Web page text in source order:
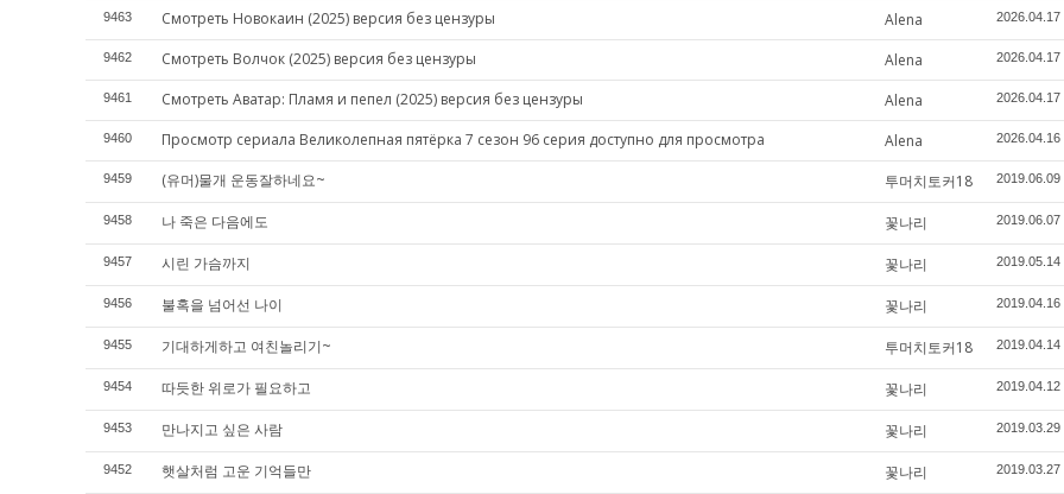
9463 Смотреть Новокаин (2025) версия без цензуры Alena 2026.04.17
9462 Смотреть Волчок (2025) версия без цензуры Alena 2026.04.17
9461 Смотреть Аватар: Пламя и пепел (2025) версия без цензуры Alena 2026.04.17
9460 Просмотр сериала Великолепная пятёрка 7 сезон 96 серия доступно для просмотра Alena 2026.04.16
9459 (유머)물개 운동잘하네요~ 투머치토커18 2019.06.09
9458 나 죽은 다음에도 꽃나리 2019.06.07
9457 시린 가슴까지 꽃나리 2019.05.14
9456 불혹을 넘어선 나이 꽃나리 2019.04.16
9455 기대하게하고 여친놀리기~ 투머치토커18 2019.04.14
9454 따듯한 위로가 필요하고 꽃나리 2019.04.12
9453 만나지고 싶은 사람 꽃나리 2019.03.29
9452 햇살처럼 고운 기억들만 꽃나리 2019.03.27